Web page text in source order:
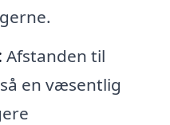
Afstanden til
en væsentlig